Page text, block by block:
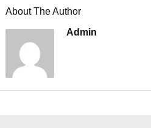
About The Author
Admin